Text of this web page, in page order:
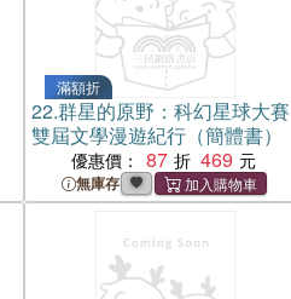
滿額折
22.群星的原野：科幻星球大賽
雙屆文學漫遊紀行（簡體書）
優惠價： 87 469
無庫存